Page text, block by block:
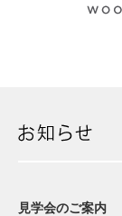
見学会のご案内